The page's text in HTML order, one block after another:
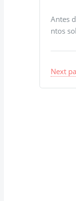
Antes
ntos
Next